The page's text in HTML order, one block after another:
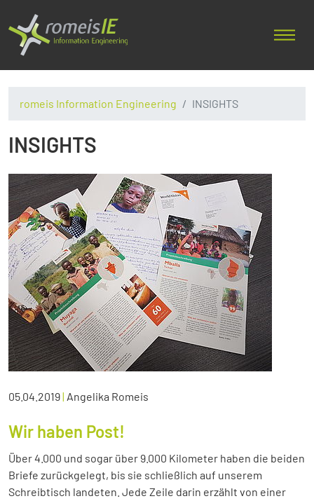
romeis Information Engineering INSIGHTS
INSIGHTS
05.04.2019| Angelika Romeis
Wir haben Post!
Über 4.000 und sogar über 9.000 Kilometer haben die beiden
Briefe zurückgelegt, bis sie schließlich auf unserem
Schreibtisch landeten. Jede Zeile darin erzählt von einer